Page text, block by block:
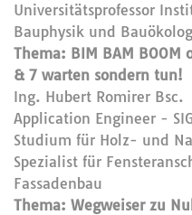
Universitätsprofessor
Bauphysik und
Thema: BIM BAM BOOM
& 7 warten sondern tun!
Ing. Hubert Romirer Bsc.
Application Engineer -
Studium für Holz- und
Spezialist für
Fassadenbau
Thema: Wegweiser zu